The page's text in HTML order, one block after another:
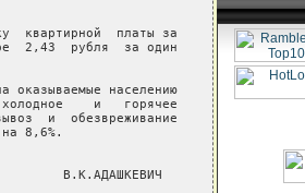
квартирной  платы за
2,43  рубля  за один
оказываемые населению
и   горячее
и  обезвреживание
8,6%.
В.К.АДАШКЕВИЧ